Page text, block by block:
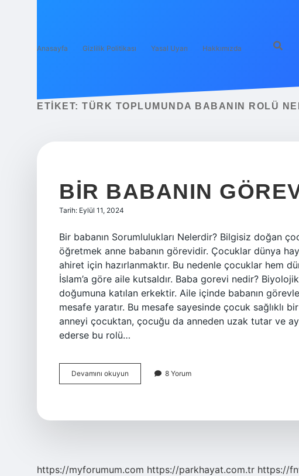
Anasayfa Gizlilik Politikası Yasal Uyarı Hakkımızda
ETIKET: TÜRK TOPLUMUNDA BABANIN ROLÜ
BIR BABANIN
Tarih: Eylül 11, 2024
Bir babanın Sorumlulukları Nelerdir? Bilgisiz doğan
öğretmek anne babanın görevidir. Çocuklar dünya
ahiret için hazırlanmaktır. Bu nedenle çocuklar hem
İslam’a göre aile kutsaldır. Baba gorevi nedir?
doğumuna katılan erkektir. Aile içinde babanın
mesafe yaratır. Bu mesafe sayesinde çocuk sağlıklı
anneyi çocuktan, çocuğu da anneden uzak tutar ve
ederse bu rolü…
Devamını okuyun
Babanın
8 Yorum
https://myforumum.com https://parkhayat.com.tr https://